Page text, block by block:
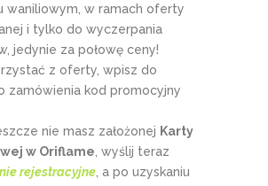
waniliowym, w ramach oferty
i tylko do wyczerpania
jedynie za połowę ceny!
z oferty, wpisz do
zamówienia kod promocyjny
nie masz założonej Karty
w Oriflame , wyślij teraz
rejestracyjne , a po uzyskaniu